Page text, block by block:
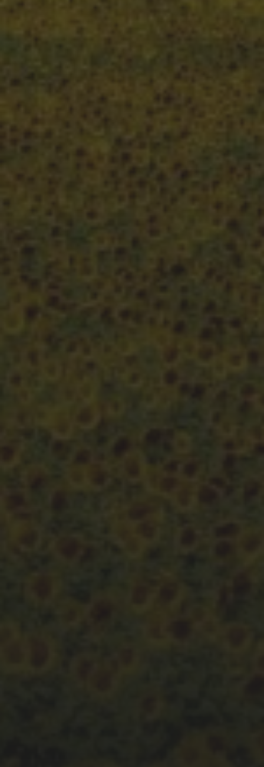
BIRDMOUNTAIN
FEUERWEHRÜBUNG 360
GRAD